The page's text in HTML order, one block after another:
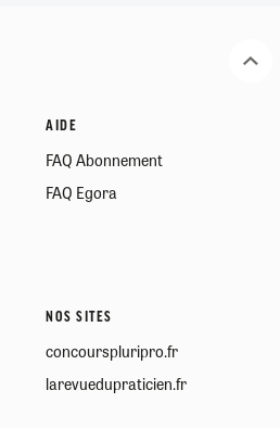
AIDE
FAQ Abonnement
FAQ Egora
NOS SITES
concourspluripro.fr
larevuedupraticien.fr